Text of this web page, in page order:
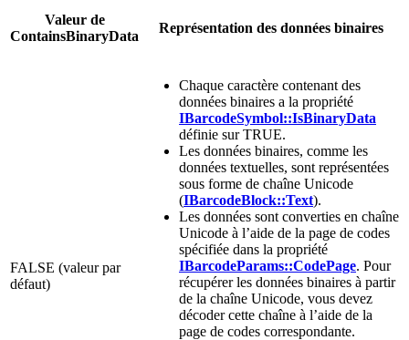
Valeur de
ContainsBinaryData
Représentation des données binaires
FALSE (valeur par
défaut)
Chaque caractère contenant des
données binaires a la propriété
IBarcodeSymbol::IsBinaryData
définie sur TRUE.
Les données binaires, comme les
données textuelles, sont représentées
sous forme de chaîne Unicode
(IBarcodeBlock::Text).
Les données sont converties en chaîne
Unicode à l’aide de la page de codes
spécifiée dans la propriété
IBarcodeParams::CodePage. Pour
récupérer les données binaires à partir
de la chaîne Unicode, vous devez
décoder cette chaîne à l’aide de la
page de codes correspondante.